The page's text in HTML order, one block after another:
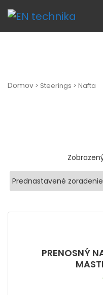
Domov > Steerings > Nafta
PRENOSNÝ